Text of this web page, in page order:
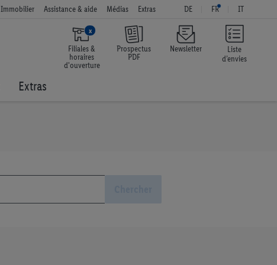
Liste
d’envies
Immobilier Assistance & aide Médias Extras DE FR IT
x
Filiales &
horaires
d'ouverture
Prospectus
PDF
Newsletter
Extras